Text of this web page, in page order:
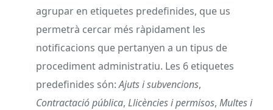
agrupar en etiquetes predefinides, que us
permetrà cercar més ràpidament les
notificacions que pertanyen a un tipus de
procediment administratiu. Les 6 etiquetes
predefinides són:Ajuts i subvencions,
Contractació pública, Llicències i permisos, Multes i